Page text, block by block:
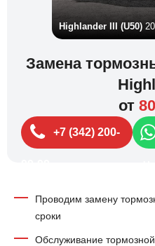
Highlander III (U50)
Замена
от
+7 (342) 200-
Проводим замену
сроки
Обслуживание